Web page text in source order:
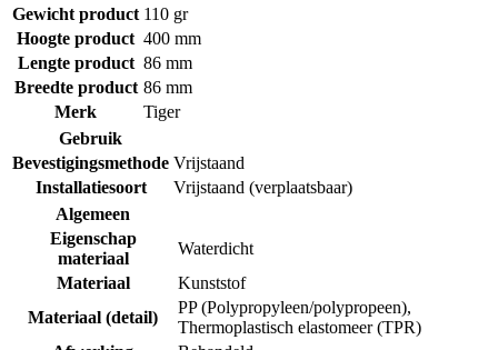
Gewicht product 110 gr
Hoogte product 400 mm
Lengte product 86 mm
Breedte product 86 mm
Merk
Tiger
Gebruik
Bevestigingsmethode Vrijstaand
Installatiesoort
Vrijstaand (verplaatsbaar)
Algemeen
Eigenschap
materiaal
Waterdicht
Materiaal
Kunststof
Materiaal (detail)
PP (Polypropyleen/polypropeen),
Thermoplastisch elastomeer (TPR)